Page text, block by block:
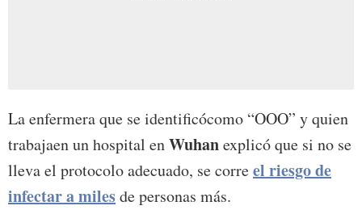
La enfermera que se identificócomo “OOO” y quien
trabajaen un hospital enWuhanexplicó que si no se
lleva el protocolo adecuado, se correel riesgo de
infectar a milesde personas más.